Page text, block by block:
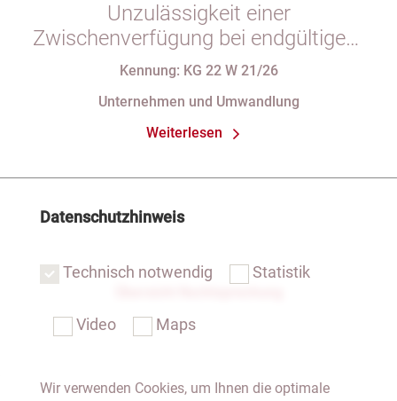
Unzulässigkeit einer
Zwischenverfügung bei endgültigem
Eintragungshindernis und
einer eGbR im Gesellschaftsregister
Kennung: KG 22 W 21/26
Unternehmen und Umwandlung
Weiterlesen
Datenschutzhinweis
Technisch notwendig Statistik
Video Maps
Wir verwenden Cookies, um Ihnen die optimale